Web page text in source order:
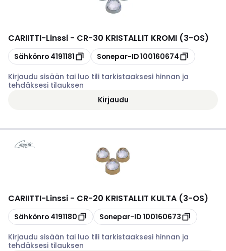
CARIITTI-Linssi - CR-30 KRISTALLIT KROMI (3-OS)
Kopioi
Sähkönro 4191181 Kopioi
Sonepar-ID100160674
Kirjaudu sisään tai luo tili tarkistaaksesi hinnan ja
tehdäksesi tilauksen
Kirjaudu
CARIITTI-Linssi - CR-20 KRISTALLIT KULTA (3-OS)
Kopioi
Sähkönro 4191180 Kopioi
Sonepar-ID100160673
Kirjaudu sisään tai luo tili tarkistaaksesi hinnan ja
tehdäksesi tilauksen